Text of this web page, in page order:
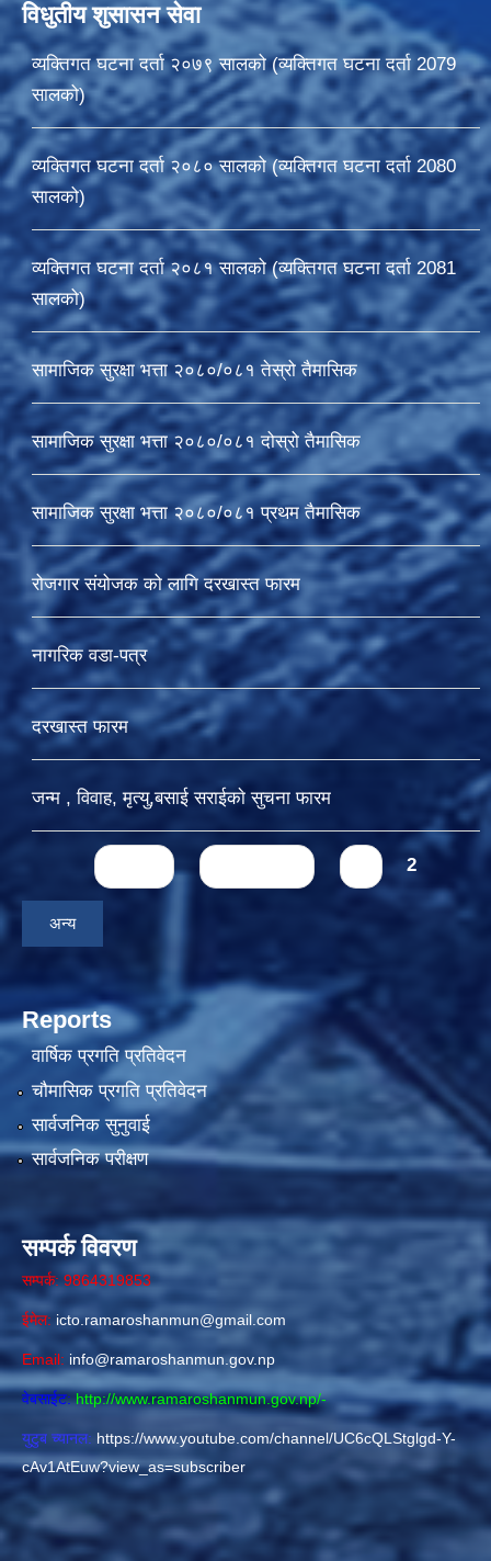
विधुतीय शुसासन सेवा
व्यक्तिगत घटना दर्ता २०७९ सालको (व्यक्तिगत घटना दर्ता 2079
सालको)
व्यक्तिगत घटना दर्ता २०८० सालको (व्यक्तिगत घटना दर्ता 2080
सालको)
व्यक्तिगत घटना दर्ता २०८१ सालको (व्यक्तिगत घटना दर्ता 2081
सालको)
सामाजिक सुरक्षा भत्ता २०८०/०८१ तेस्रो तैमासिक
सामाजिक सुरक्षा भत्ता २०८०/०८१ दोस्रो तैमासिक
सामाजिक सुरक्षा भत्ता २०८०/०८१ प्रथम तैमासिक
रोजगार संयोजक को लागि दरखास्त फारम
नागरिक वडा-पत्र
दरखास्त फारम
जन्म , विवाह, मृत्यु,बसाई सराईकाे सुचना फारम
Pages 2
अन्य
Reports
वार्षिक प्रगति प्रतिवेदन
चौमासिक प्रगति प्रतिवेदन
सार्वजनिक सुनुवाई
सार्वजनिक परीक्षण
सम्पर्क विवरण
सम्पर्क: 9864319853
ईमेल: icto.ramaroshanmun@gmail.com
Email: info@ramaroshanmun.gov.np
वेबसाईट:http://www.ramaroshanmun.gov.np/-
युटुब च्यानल: https://www.youtube.com/channel/UC6cQLStglgd-Y-
cAv1AtEuw?view_as=subscriber